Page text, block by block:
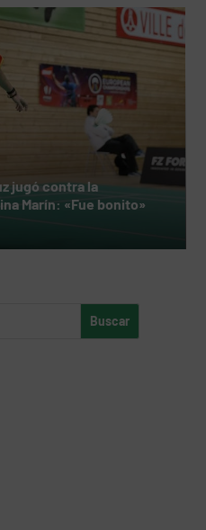
jugó contra la
Marín: «Fue bonito»